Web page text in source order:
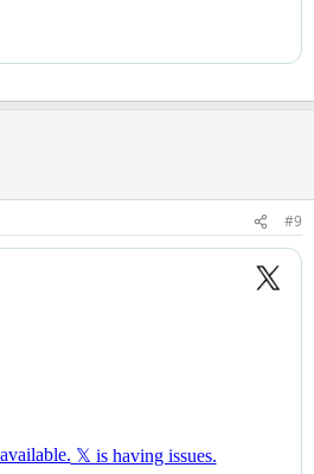
#9